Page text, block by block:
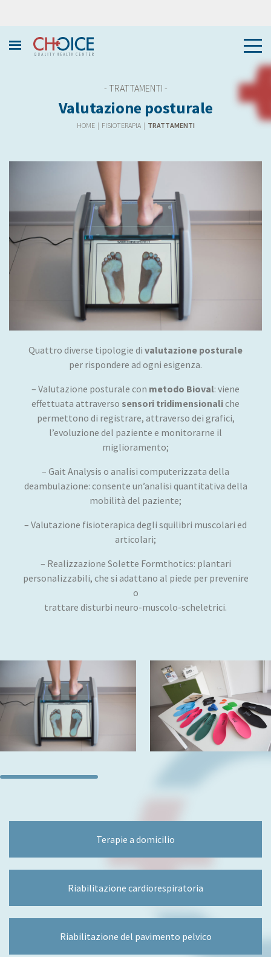
- TRATTAMENTI -
Valutazione posturale
HOME | FISIOTERAPIA | TRATTAMENTI
Quattro diverse tipologie di valutazione posturale
per rispondere ad ogni esigenza.
– Valutazione posturale con metodo Bioval: viene
effettuata attraverso sensori tridimensionaliche
permettono di registrare, attraverso dei grafici,
l’evoluzione del paziente e monitorarne il
miglioramento;
– Gait Analysis o analisi computerizzata della
deambulazione: consente un’analisi quantitativa della
mobilità del paziente;
– Valutazione fisioterapica degli squilibri muscolari ed
articolari;
– Realizzazione Solette Formthotics: plantari
personalizzabili, che si adattano al piede per prevenire
o
trattare disturbi neuro-muscolo-scheletrici.
Terapie a domicilio
Riabilitazione cardiorespiratoria
Riabilitazione del pavimento pelvico